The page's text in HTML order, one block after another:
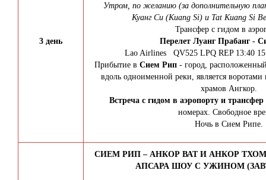
3 день
Утром, по желанию (за дополнительную
Куанг Си (Kuang Si) и Tat Kuang Si
Трансфер с гидом в
Перелет Луанг Прабанг -
Lao Airlines QV525 LPQ REP 13:40
Прибытие в Сием Рип- город,
вдоль одноименной реки, является воротами
храмов Ангкор.
Встреча с гидом в аэропорту и трансфер
номерах. Свободное
Ночь в Сием Рипе.
СИЕМ РИП – АНКОР ВАТ И АНКОР
АПСАРА ШОУ С УЖИНОМ